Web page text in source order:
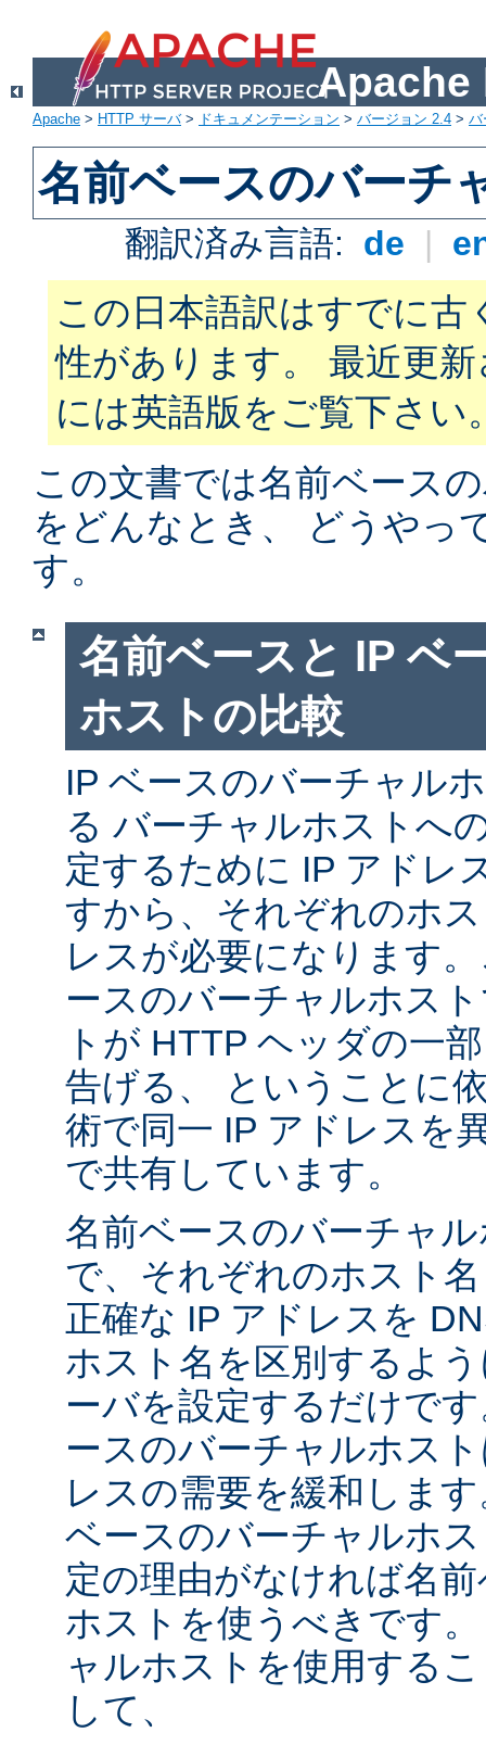
Apache
Apache > HTTP サーバ> ドキュメンテーション > バージョン 2.4 > バ
名前ベースのバーチ
翻訳済み言語: de |
この日本語訳はすでに古
性があります。 最近更
には英語版をご覧下さい
この文書では名前ベース
をどんなとき、 どうやっ
す。
名前ベースと IP ベ
ホストの比較
IP ベースのバーチャル
る バーチャルホストへ
定するために IP アドレ
すから、それぞれのホ
レスが必要になります
ースのバーチャルホス
トが HTTP ヘッダの一
告げる、 ということに
術で同一 IP アドレスを
で共有しています。
名前ベースのバーチャ
で、それぞれのホスト
正確な IP アドレスを
ホスト名を区別するよ
ーバを設定するだけで
ースのバーチャルホス
レスの需要を緩和しま
ベースのバーチャルホ
定の理由がなければ名
ホストを使うべきです
ャルホストを使用する
して、